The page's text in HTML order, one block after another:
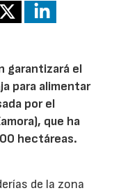
garantizará el
para alimentar
por el
que ha
hectáreas.
de la zona